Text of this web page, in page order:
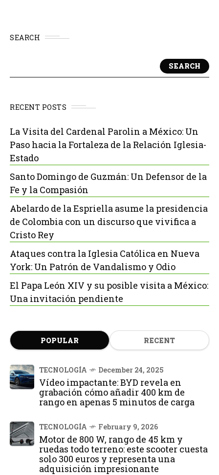
SEARCH
SEARCH
RECENT POSTS
La Visita del Cardenal Parolin a México: Un
Paso hacia la Fortaleza de la Relación Iglesia-
Estado
Santo Domingo de Guzmán: Un Defensor de la
Fe y la Compasión
Abelardo de la Espriella asume la presidencia
de Colombia con un discurso que vivifica a
Cristo Rey
Ataques contra la Iglesia Católica en Nueva
York: Un Patrón de Vandalismo y Odio
El Papa León XIV y su posible visita a México:
Una invitación pendiente
POPULAR RECENT
TECNOLOGÍA December 24, 2025
Vídeo impactante: BYD revela en
grabación cómo añadir 400 km de
rango en apenas 5 minutos de carga
TECNOLOGÍA February 9, 2026
Motor de 800 W, rango de 45 km y
ruedas todo terreno: este scooter cuesta
solo 300 euros y representa una
adquisición impresionante